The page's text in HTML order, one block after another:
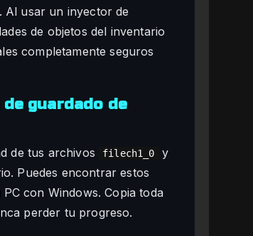
Al usar un inyector de
de objetos del inventario
completamente seguros
guardado de
de tus archivos filech1_0 y
Puedes encontrar estos
PC con Windows. Copia toda
perder tu progreso.